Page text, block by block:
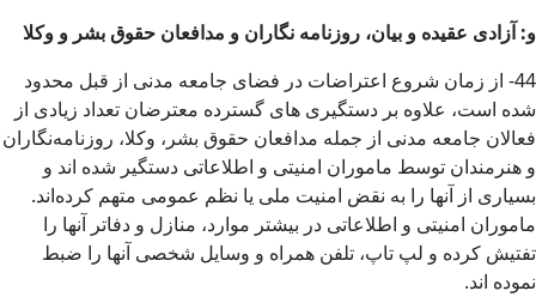
و: آزادی عقیده و بیان، روزنامه نگاران و مدافعان حقوق بشر و وکلا
44- از زمان شروع اعتراضات در فضای جامعه مدنی از قبل محدود
شده است، علاوه بر دستگیری های گسترده معترضان تعداد زیادی از
فعالان جامعه مدنی از جمله مدافعان حقوق بشر، وکلا، روزنامه‌نگاران
و هنرمندان توسط ماموران امنیتی و اطلاعاتی دستگیر شده اند و
بسیاری از آنها را به نقض امنیت ملی یا نظم عمومی متهم کرده‌اند.
ماموران امنیتی و اطلاعاتی در بیشتر موارد، منازل و دفاتر آنها را
تفتیش کرده و لپ تاپ، تلفن همراه و وسایل شخصی آنها را ضبط
نموده اند.